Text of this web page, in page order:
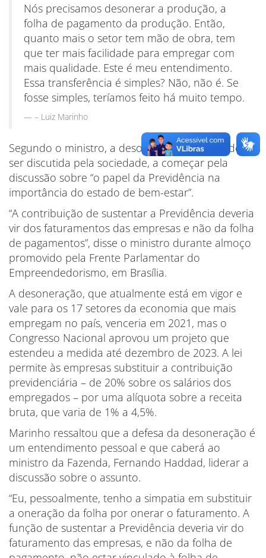
Nós precisamos desonerar a produção, a
folha de pagamento da produção. Então,
quanto mais o setor tem mão de obra, tem
que ter mais facilidade para empregar com
mais qualidade. Este é meu entendimento.
Essa transferência é simples? Não, não é. Se
fosse simples, teríamos feito há muito tempo.
– Luiz Marinho
Segundo o ministro, a desoneração da folha deve
ser discutida pela sociedade, a começar pela
discussão sobre “o papel da Previdência na
importância do estado de bem-estar”.
“A contribuição de sustentar a Previdência deveria
vir dos faturamentos das empresas e não da folha
de pagamentos”, disse o ministro durante almoço
promovido pela Frente Parlamentar do
Empreendedorismo, em Brasília.
A desoneração, que atualmente está em vigor e
vale para os 17 setores da economia que mais
empregam no país, venceria em 2021, mas o
Congresso Nacional aprovou um projeto que
estendeu a medida até dezembro de 2023. A lei
permite às empresas substituir a contribuição
previdenciária – de 20% sobre os salários dos
empregados – por uma alíquota sobre a receita
bruta, que varia de 1% a 4,5%.
Marinho ressaltou que a defesa da desoneração é
um entendimento pessoal e que caberá ao
ministro da Fazenda, Fernando Haddad, liderar a
discussão sobre o assunto.
“Eu, pessoalmente, tenho a simpatia em substituir
a oneração da folha por onerar o faturamento. A
função de sustentar a Previdência deveria vir do
faturamento das empresas, e não da folha de